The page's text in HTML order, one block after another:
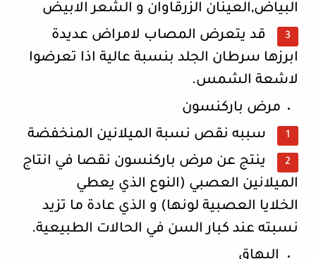
البياض,العينان الزرقاوان و الشعر الابيض
قد يتعرض المصاب لامراض عديدة
ابرزها سرطان الجلد بنسبة عالية اذا تعرضوا
لاشعة الشمس.
مرض باركنسون
سببه نقص نسبة الميلانين المنخفضة
ينتج عن مرض باركنسون نقصا في انتاج
الميلانين العصبي (النوع الذي يعطي
الخلايا العصبية لونها) و الذي عادة ما تزيد
نسبته عند كبار السن في الحالات الطبيعية.